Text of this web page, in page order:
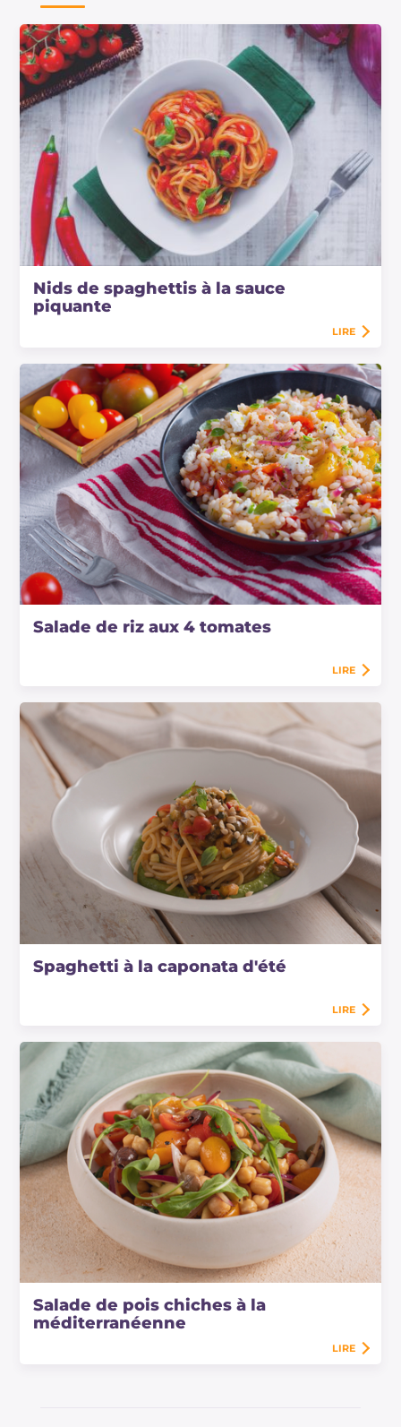
Nids de spaghettis à la sauce
piquante
LIRE
Salade de riz aux 4 tomates
LIRE
Spaghetti à la caponata d'été
LIRE
Salade de pois chiches à la
méditerranéenne
LIRE